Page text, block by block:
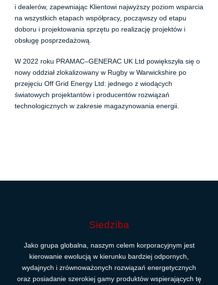
i dealerów, zapewniając Klientowi najwyższy poziom wsparcia
na wszystkich etapach współpracy, począwszy od etapu
doboru i projektowania sprzętu po realizację projektów i
obsługę posprzedażową.
W 2022 roku PRAMAC–GENERAC UK Ltd powiększyła się o
nowy oddział zlokalizowany w Rugby w Warwickshire po
przejęciu Off Grid Energy Ltd: jednego z wiodących
światowych projektantów i producentów rozwiązań
technologicznych w zakresie magazynowania energii.
Siedziba
Jako grupa globalna, naszym celem korporacyjnym jest
kierowanie ewolucją w kierunku bardziej odpornych,
wydajnych i zrównoważonych rozwiązań energetycznych
oraz posiadanie szerokiej gamy produktów wspierających tę